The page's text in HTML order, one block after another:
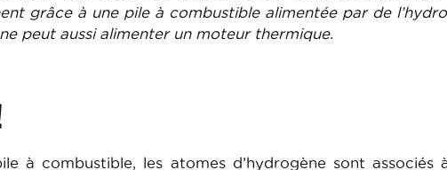
grâce à une pile à combustible alimentée par de
peut aussi alimenter un moteur thermique.
à combustible, les atomes d’hydrogène sont associés